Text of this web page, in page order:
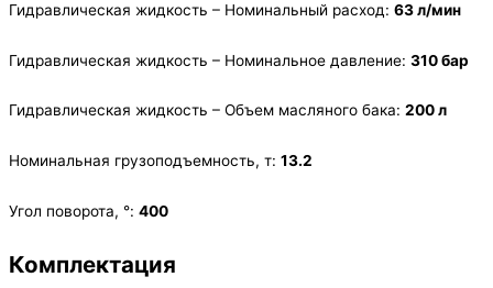
Гидравлическая жидкость – Номинальный расход: 63 л/мин
Гидравлическая жидкость – Номинальное давление: 310 бар
Гидравлическая жидкость – Объем масляного бака: 200 л
Номинальная грузоподъемность, т: 13.2
Угол поворота, °: 400
Комплектация